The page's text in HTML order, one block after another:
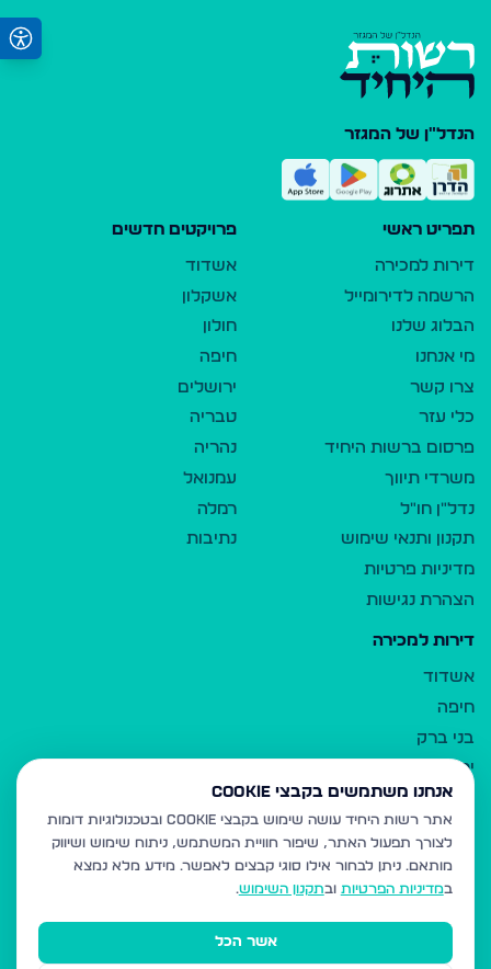
הנדל"ן של המגזר
תפריט ראשי
דירות למכירה
הרשמה לדירומייל
הבלוג שלנו
מי אנחנו
צרו קשר
כלי עזר
פרסום ברשות היחיד
משרדי תיווך
נדל"ן חו"ל
תקנון ותנאי שימוש
מדיניות פרטיות
הצהרת נגישות
פרויקטים חדשים
אשדוד
אשקלון
חולון
חיפה
ירושלים
טבריה
נהריה
עמנואל
רמלה
נתיבות
דירות למכירה
אשדוד
חיפה
בני ברק
ירושלים
אלעד
גבעת זאב
בית שמש
רכסים
מודיעין עילית
אנחנו משתמשים בקבצי Cookie
אתר רשות היחיד עושה שימוש בקבצי Cookie ובטכנולוגיות דומות
לצורך תפעול האתר, שיפור חוויית המשתמש, ניתוח שימוש ושיווק
מותאם. ניתן לבחור אילו סוגי קבצים לאפשר. מידע מלא נמצא
במדיניות הפרטיות ובתקנון השימוש.
אשר הכל